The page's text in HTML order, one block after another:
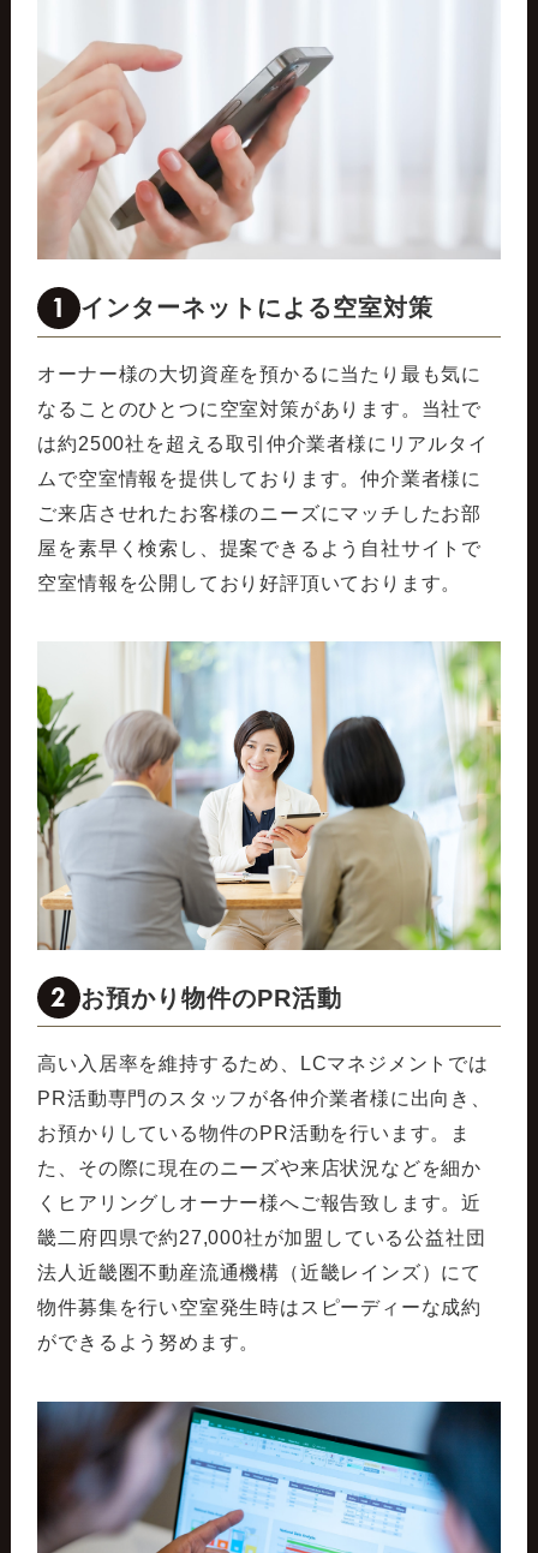
1 インターネットによる空室対策
オーナー様の大切資産を預かるに当たり最も気に
なることのひとつに空室対策があります。当社で
は約2500社を超える取引仲介業者様にリアルタイ
ムで空室情報を提供しております。仲介業者様に
ご来店させれたお客様のニーズにマッチしたお部
屋を素早く検索し、提案できるよう自社サイトで
空室情報を公開しており好評頂いております。
2 お預かり物件のPR活動
高い入居率を維持するため、LCマネジメントでは
PR活動専門のスタッフが各仲介業者様に出向き、
お預かりしている物件のPR活動を行います。ま
た、その際に現在のニーズや来店状況などを細か
くヒアリングしオーナー様へご報告致します。近
畿二府四県で約27,000社が加盟している公益社団
法人近畿圏不動産流通機構（近畿レインズ）にて
物件募集を行い空室発生時はスピーディーな成約
ができるよう努めます。